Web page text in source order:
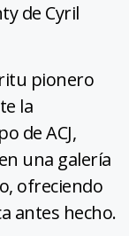
de Cyril
pionero
la
de ACJ,
una galería
ofreciendo
antes hecho.